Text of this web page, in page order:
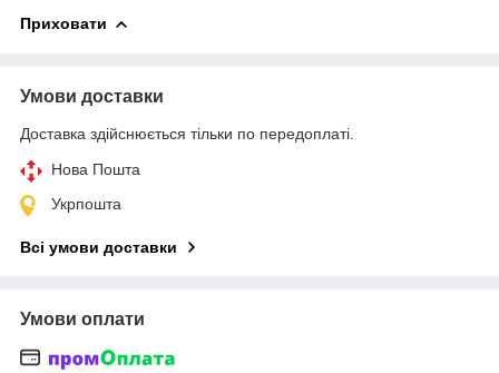
Приховати
Умови доставки
Доставка здійснюється тільки по передоплаті.
Нова Пошта
Укрпошта
Всі умови доставки
Умови оплати